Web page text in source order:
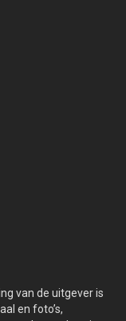
van de uitgever is
en foto’s,